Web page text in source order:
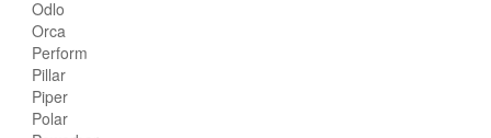
Odlo
Orca
Perform
Pillar
Piper
Polar